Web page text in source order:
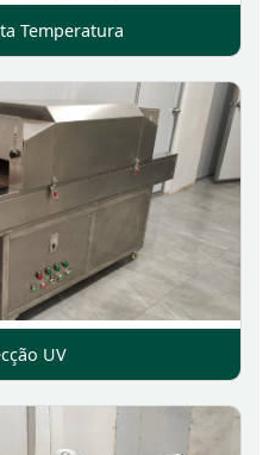
Temperatura
UV